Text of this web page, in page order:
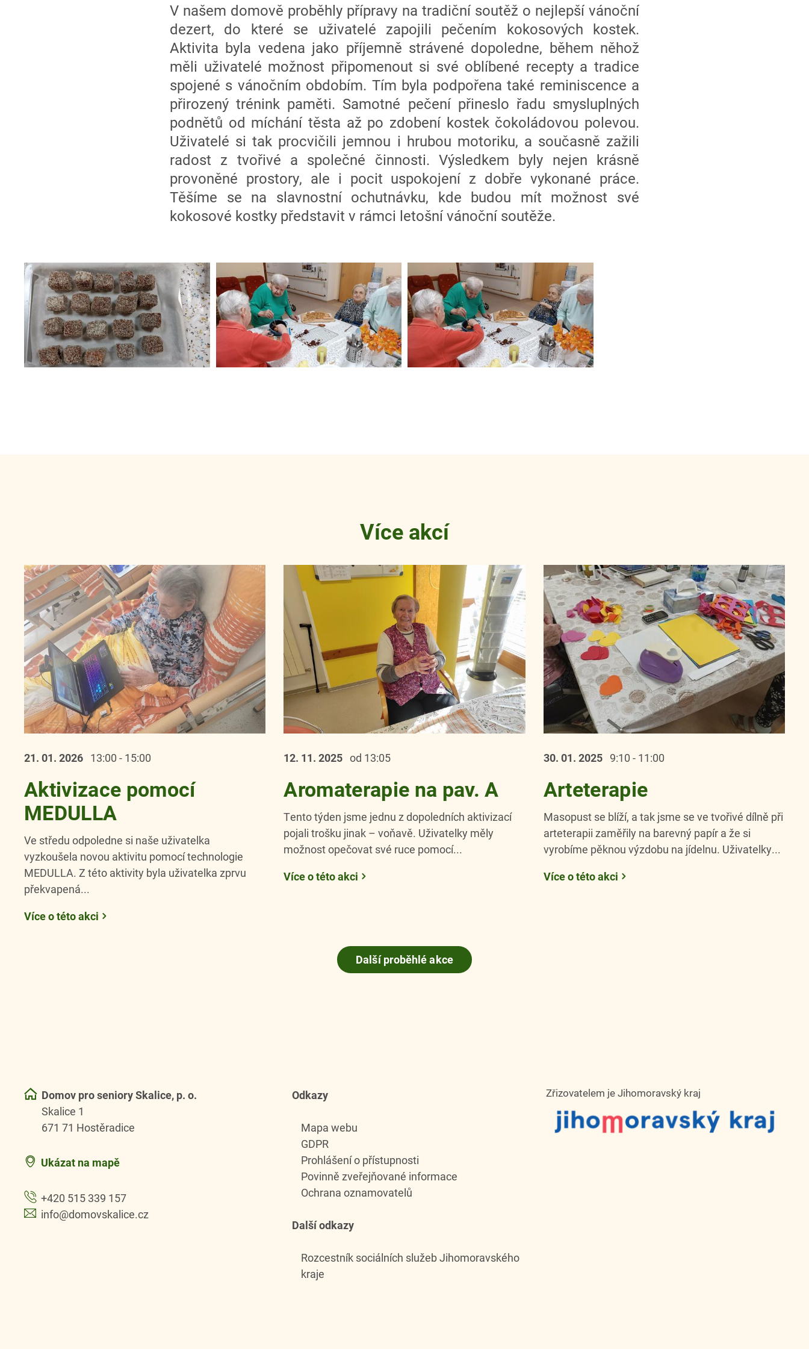
V našem domově proběhly přípravy na tradiční soutěž o nejlepší vánoční
dezert, do které se uživatelé zapojili pečením kokosových kostek.
Aktivita byla vedena jako příjemně strávené dopoledne, během něhož
měli uživatelé možnost připomenout si své oblíbené recepty a tradice
spojené s vánočním obdobím. Tím byla podpořena také reminiscence a
přirozený trénink paměti. Samotné pečení přineslo řadu smysluplných
podnětů od míchání těsta až po zdobení kostek čokoládovou polevou.
Uživatelé si tak procvičili jemnou i hrubou motoriku, a současně zažili
radost z tvořivé a společné činnosti. Výsledkem byly nejen krásně
provoněné prostory, ale i pocit uspokojení z dobře vykonané práce.
Těšíme se na slavnostní ochutnávku, kde budou mít možnost své
kokosové kostky představit v rámci letošní vánoční soutěže.
Více akcí
21. 01. 2026 13:00 - 15:00
Aktivizace pomocí
MEDULLA
Ve středu odpoledne si naše uživatelka
vyzkoušela novou aktivitu pomocí technologie
MEDULLA. Z této aktivity byla uživatelka zprvu
překvapená...
Více o této akci
12. 11.2025 od 13:05
Aromaterapie na pav. A
Tento týden jsme jednu z dopoledních aktivizací
pojali trošku jinak – voňavě. Uživatelky měly
možnost opečovat své ruce pomocí...
Více o této akci
30. 01. 2025 9:10 - 11:00
Arteterapie
Masopust se blíží, a tak jsme se ve tvořivé dílně při
arteterapii zaměřily na barevný papír a že si
vyrobíme pěknou výzdobu na jídelnu. Uživatelky...
Více o této akci
Další proběhlé akce
Domov pro seniory Skalice, p. o.
Skalice 1
671 71 Hostěradice
Ukázat na mapě
+420 515 339 157
info@domovskalice.cz
Odkazy
Mapa webu
GDPR
Prohlášení o přístupnosti
Povinně zveřejňované informace
Ochrana oznamovatelů
Další odkazy
Rozcestník sociálních služeb Jihomoravského
kraje
Zřizovatelem je Jihomoravský kraj